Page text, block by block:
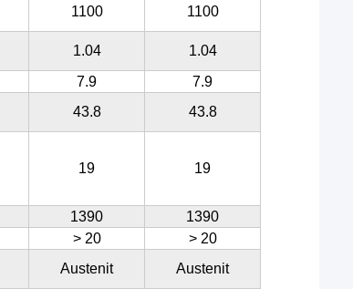
1100
1100
1.04
1.04
7.9
7.9
43.8
43.8
19 19
1390
1390
> 20
> 20
Austenit
Austenit